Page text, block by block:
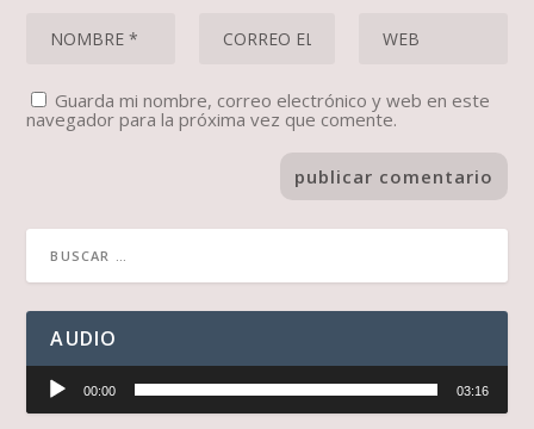
Guarda mi nombre, correo electrónico y web en este
navegador para la próxima vez que comente.
AUDIO
Reproductor
audio
00:00 03:16